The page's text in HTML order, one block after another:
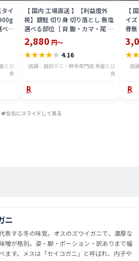
イ
べ
ガ
とび
魚
【 国内 工場直送 】【利益度外
視】銀鮭 切り身 切り落とし 無塩
選べる部位［ 背 腹・カマ・尾 ］
600g〜2.4kg 骨取り・骨無し 骨
あり 切り落とし 骨取り・骨無し
切身 ses2301-12ka
2,880 円～
★★★★★ 4.16
店舗：越前ガニ・鮮魚専門店 魚屋とび
魚
【
イ
骨
(真
ライ
★
店
左右にスライドして見る
ニ
表する冬の味覚。オスのズワイガニで、濃厚な
噌が格別。姿・脚・ポーション・訳ありまで幅
ます。メスは「セイコガニ」と呼ばれ、内子や